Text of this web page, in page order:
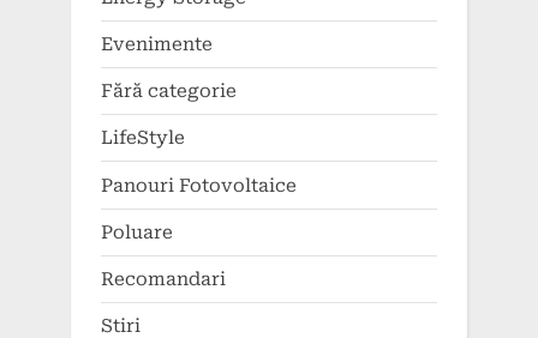
Evenimente
Fără categorie
LifeStyle
Panouri Fotovoltaice
Poluare
Recomandari
Stiri